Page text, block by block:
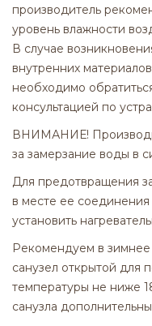
производитель
уровень влажности
В случае
внутренних
необходимо
консультацией по
ВНИМАНИЕ!
за замерзание воды в
Для предотвращения
в месте ее
установить
Рекомендуем в зимнее
санузел открытой для
температуры не ниже
санузла